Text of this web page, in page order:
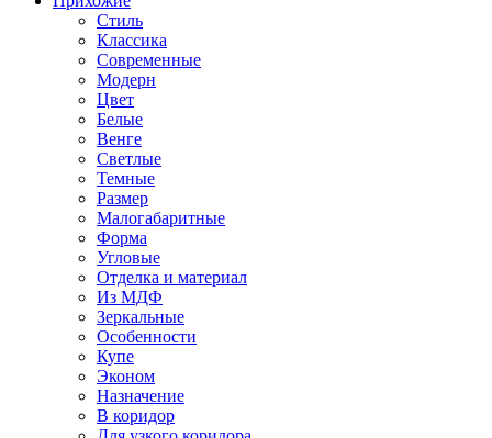
Стиль
Классика
Современные
Модерн
Цвет
Белые
Венге
Светлые
Темные
Размер
Малогабаритные
Форма
Угловые
Отделка и материал
Из МДФ
Зеркальные
Особенности
Купе
Эконом
Назначение
В коридор